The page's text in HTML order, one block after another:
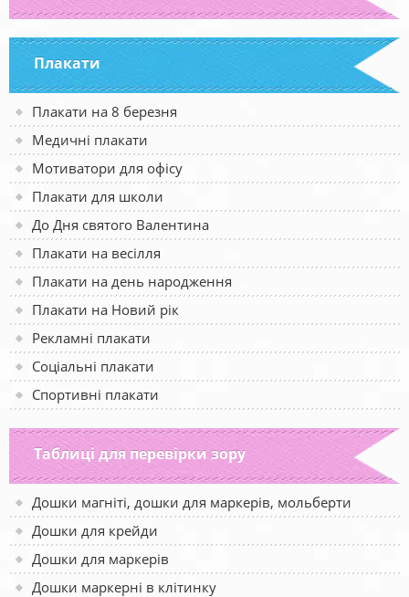
Плакати
Плакати на 8 березня
Медичні плакати
Мотиватори для офісу
Плакати для школи
До Дня святого Валентина
Плакати на весілля
Плакати на день народження
Плакати на Новий рік
Рекламні плакати
Соціальні плакати
Спортивні плакати
Таблиці для перевірки зору
Дошки магніті, дошки для маркерів, мольберти
Дошки для крейди
Дошки для маркерів
Дошки маркерні в клітинку